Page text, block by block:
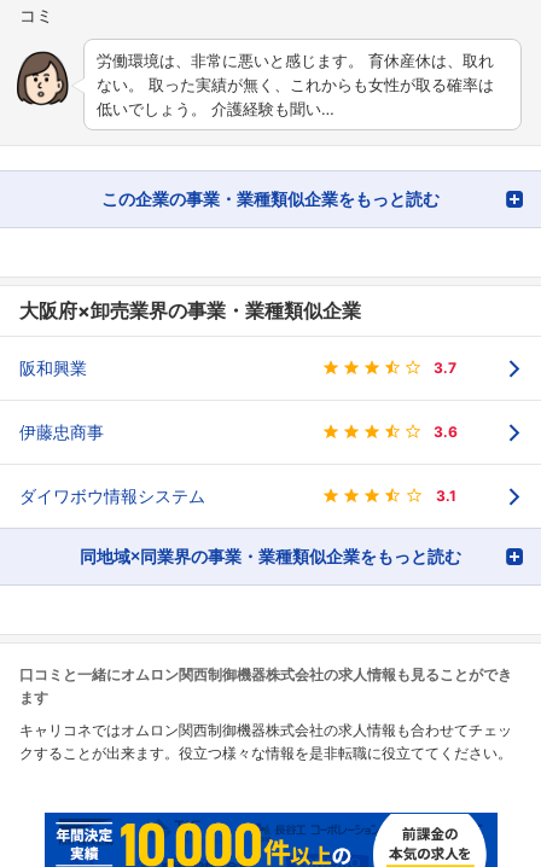
労働環境は、非常に悪いと感じます。 育休産休は、取れ
ない。 取った実績が無く、これからも女性が取る確率は
低いでしょう。 介護経験も聞い…
この企業の事業・業種類似企業をもっと読む
大阪府×卸売業界の事業・業種類似企業
阪和興業 3.7
伊藤忠商事 3.6
ダイワボウ情報システム 3.1
同地域×同業界の事業・業種類似企業をもっと読む
口コミと一緒にオムロン関西制御機器株式会社の求人情報も見ることができ
ます
キャリコネではオムロン関西制御機器株式会社の求人情報も合わせてチェッ
クすることが出来ます。役立つ様々な情報を是非転職に役立ててください。